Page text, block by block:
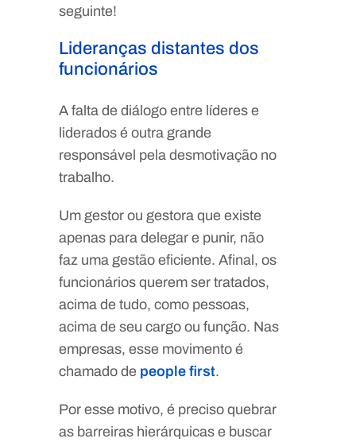
seguinte!
Lideranças distantes dos
funcionários
A falta de diálogo entre líderes e
liderados é outra grande
responsável pela desmotivação no
trabalho.
Um gestor ou gestora que existe
apenas para delegar e punir, não
faz uma gestão eficiente. Afinal, os
funcionários querem ser tratados,
acima de tudo, como pessoas,
acima de seu cargo ou função. Nas
empresas, esse movimento é
chamado de people first.
Por esse motivo, é preciso quebrar
as barreiras hierárquicas e buscar